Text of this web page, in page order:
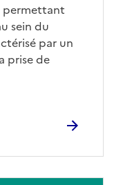
permettant
sein du
par un
prise de